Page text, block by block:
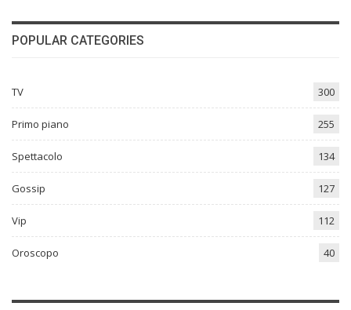
POPULAR CATEGORIES
TV 300
Primo piano 255
Spettacolo 134
Gossip 127
Vip 112
Oroscopo 40